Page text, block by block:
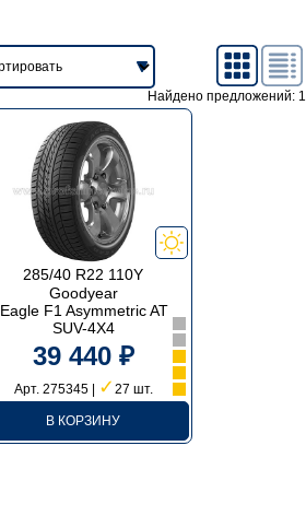
Найдено предложений: 1
285/40 R22 110Y
Goodyear
Eagle F1 Asymmetric AT
SUV-4X4
39 440 ₽
Арт. 275345 | ✓ 27 шт.
В КОРЗИНУ